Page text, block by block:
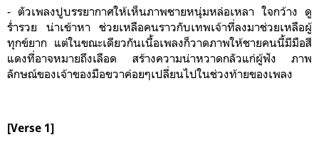
- ตัวเพลงปูบรรยากาศให้เห็นภาพชายหนุ่มหล่อเหลา ใจกว้าง ดู
ร่ำรวย น่าเข้าหา ช่วยเหลือคนราวกับเทพเจ้าที่ลงมาช่วยเหลือผู้
ทุกข์ยาก แต่ในขณะเดียวกันเนื้อเพลงก็วาดภาพให้ชายคนนี้มีมือสี
แดงที่อาจหมายถึงเลือด สร้างความน่าหวาดกลัวแก่ผู้ฟัง ภาพ
ลักษณ์ของเจ้าของมือขวาค่อยๆเปลี่ยนไปในช่วงท้ายของเพลง
[Verse 1]